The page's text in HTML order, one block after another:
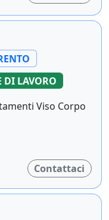
DI LAVORO
Viso Corpo
Contattaci